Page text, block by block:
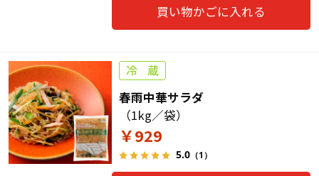
買い物かごに入れる
春雨中華サラダ
（1kg／袋）
￥929
5.0（1）